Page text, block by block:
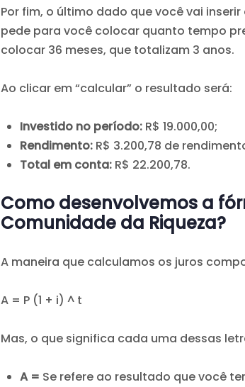
Por fim, o último dado que você vai inserir
pede para você colocar quanto tempo
colocar 36 meses, que totalizam 3 anos.
Ao clicar em “calcular” o resultado será:
Investido no período: R$ 19.000,00;
Rendimento: R$ 3.200,78 de
Total em conta: R$ 22.200,78.
Como desenvolvemos a
Comunidade da Riqueza?
A maneira que calculamos os juros
A = P (1 + i) ^ t
Mas, o que significa cada uma dessas
A = Se refere ao resultado que você